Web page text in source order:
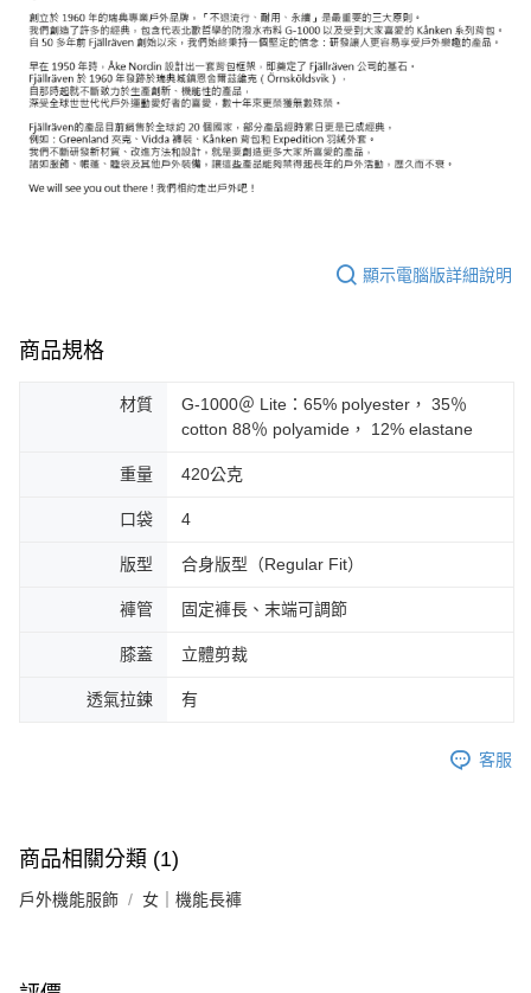
顯示電腦版詳細說明
商品規格
材質
G-1000＠ Lite：65% polyester， 35％
cotton 88％ polyamide， 12% elastane
重量 420公克
口袋 4
版型 合身版型（Regular Fit）
褲管 固定褲長、末端可調節
膝蓋 立體剪裁
透氣拉鍊 有
客服
商品相關分類 (1)
戶外機能服飾 女｜機能長褲